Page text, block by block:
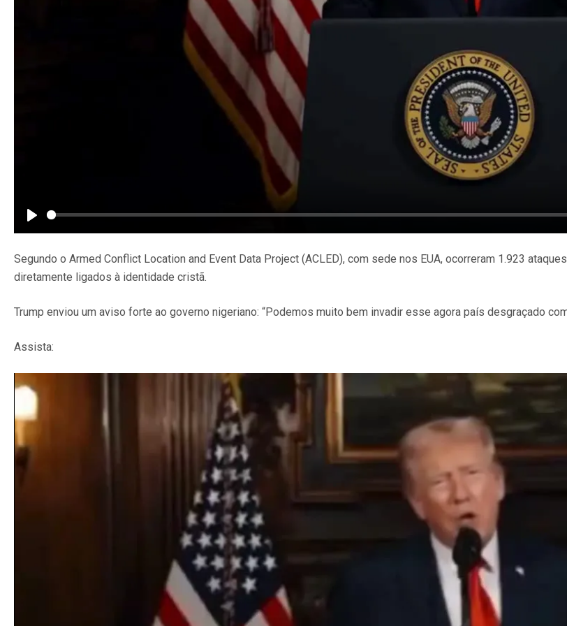
Play
Segundo o Armed Conflict Location and Event Data Project (ACLED), com sede nos EUA, ocorreram 1.923
diretamente ligados à identidade cristã.
Trump enviou um aviso forte ao governo nigeriano: “Podemos muito bem invadir esse agora país desgraçado
Assista: